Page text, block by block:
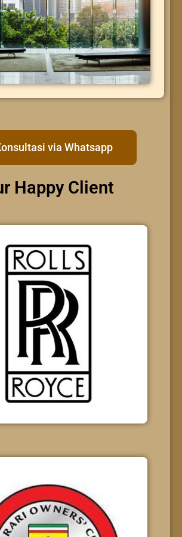
via Whatsapp
Happy Client